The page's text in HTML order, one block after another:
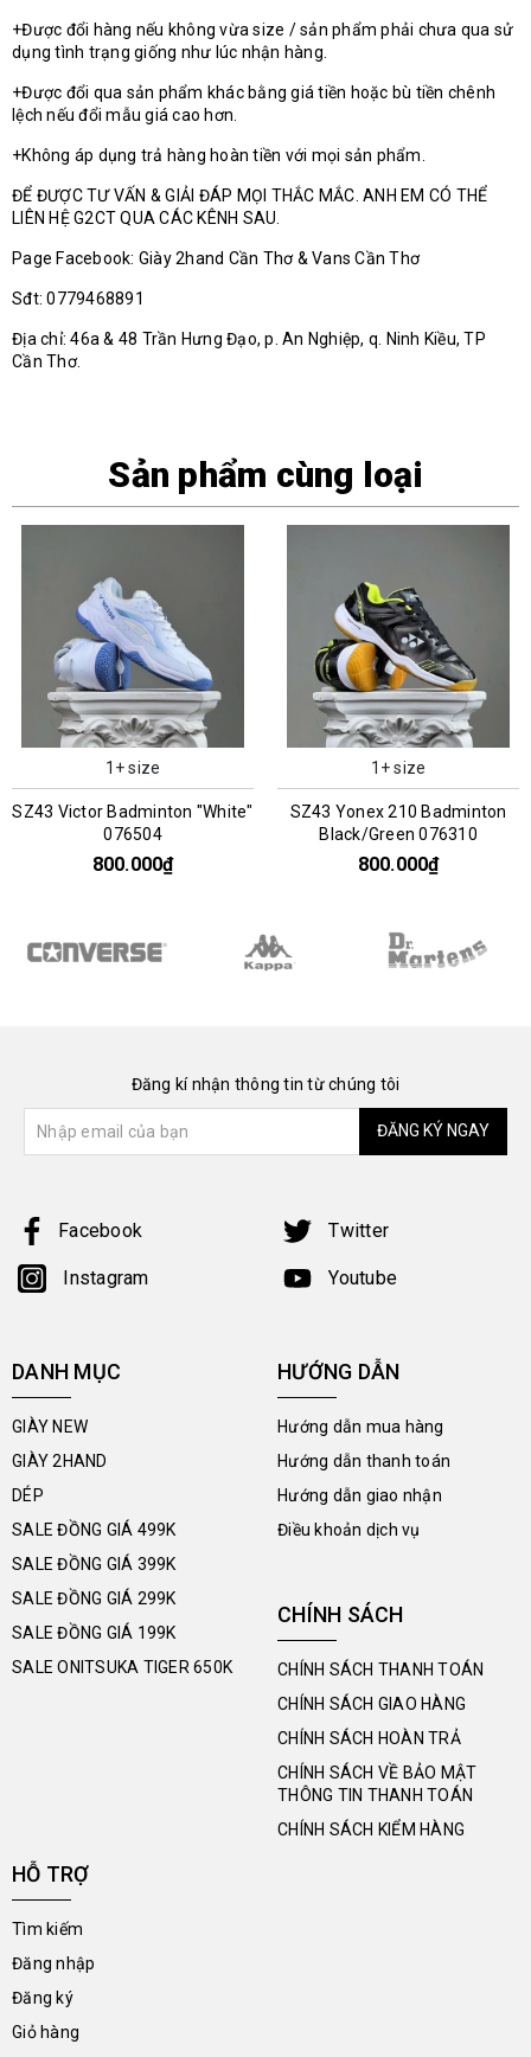
+Được đổi hàng nếu không vừa size / sản phẩm phải chưa qua sử
dụng tình trạng giống như lúc nhận hàng.
+Được đổi qua sản phẩm khác bằng giá tiền hoặc bù tiền chênh
lệch nếu đổi mẫu giá cao hơn.
+Không áp dụng trả hàng hoàn tiền với mọi sản phẩm.
ĐỂ ĐƯỢC TƯ VẤN & GIẢI ĐÁP MỌI THẮC MẮC. ANH EM CÓ THỂ
LIÊN HỆ G2CT QUA CÁC KÊNH SAU.
Page Facebook: Giày 2hand Cần Thơ & Vans Cần Thơ
Sđt: 0779468891
Địa chỉ: 46a & 48 Trần Hưng Đạo, p. An Nghiệp, q. Ninh Kiều, TP
Cần Thơ.
Sản phẩm cùng loại
SZ43 Yonex 210 Badminton
Black/Green 076310
800.000₫
SZ43 Victor
White/Black
800.000₫
Đăng kí nhận thông tin từ chúng tôi
ĐĂNG KÝ NGAY
Facebook Twitter
Instagram Youtube
DANH MỤC
GIÀY NEW
GIÀY 2HAND
DÉP
SALE ĐỒNG GIÁ 499K
SALE ĐỒNG GIÁ 399K
SALE ĐỒNG GIÁ 299K
SALE ĐỒNG GIÁ 199K
SALE ONITSUKA TIGER 650K
HƯỚNG DẪN
Hướng dẫn mua hàng
Hướng dẫn thanh toán
Hướng dẫn giao nhận
Điều khoản dịch vụ
CHÍNH SÁCH
CHÍNH SÁCH THANH TOÁN
CHÍNH SÁCH GIAO HÀNG
CHÍNH SÁCH HOÀN TRẢ
CHÍNH SÁCH VỀ BẢO MẬT
THÔNG TIN THANH TOÁN
CHÍNH SÁCH KIỂM HÀNG
HỖ TRỢ
Tìm kiếm
Đăng nhập
Đăng ký
Giỏ hàng